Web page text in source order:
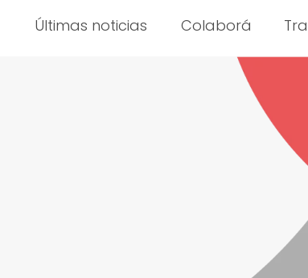
Últimas noticias Colaborá